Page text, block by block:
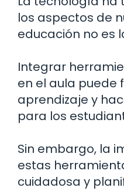
los aspectos de
educación no es
Integrar
en el aula puede
aprendizaje y
para los
Sin embargo, la
estas
cuidadosa y